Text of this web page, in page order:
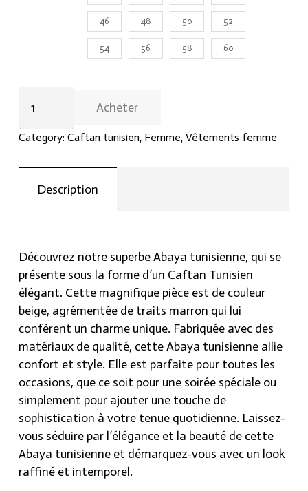
46 48 50 52
54 56 58 60
tunisienne
Luxe
عباءة
تونسية
-
لون
بيج
مع
خطوط
بنية
quantity
Acheter
Category: Caftan tunisien, Femme, Vêtements femme
Description
Découvrez notre superbe Abaya tunisienne, qui se
présente sous la forme d’un Caftan Tunisien
élégant. Cette magnifique pièce est de couleur
beige, agrémentée de traits marron qui lui
confèrent un charme unique. Fabriquée avec des
matériaux de qualité, cette Abaya tunisienne allie
confort et style. Elle est parfaite pour toutes les
occasions, que ce soit pour une soirée spéciale ou
simplement pour ajouter une touche de
sophistication à votre tenue quotidienne. Laissez-
vous séduire par l’élégance et la beauté de cette
Abaya tunisienne et démarquez-vous avec un look
raffiné et intemporel.